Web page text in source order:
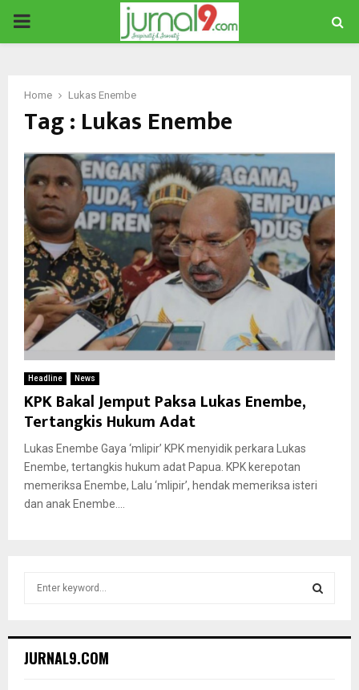
PRIMARY
Home Lukas Enembe
Tag : Lukas Enembe
Headline News
KPK Bakal Jemput Paksa Lukas Enembe,
Tertangkis Hukum Adat
Lukas Enembe Gaya ‘mlipir’ KPK menyidik perkara Lukas
Enembe, tertangkis hukum adat Papua. KPK kerepotan
memeriksa Enembe, Lalu ‘mlipir’, hendak memeriksa isteri
dan anak Enembe....
h
JURNAL9.COM